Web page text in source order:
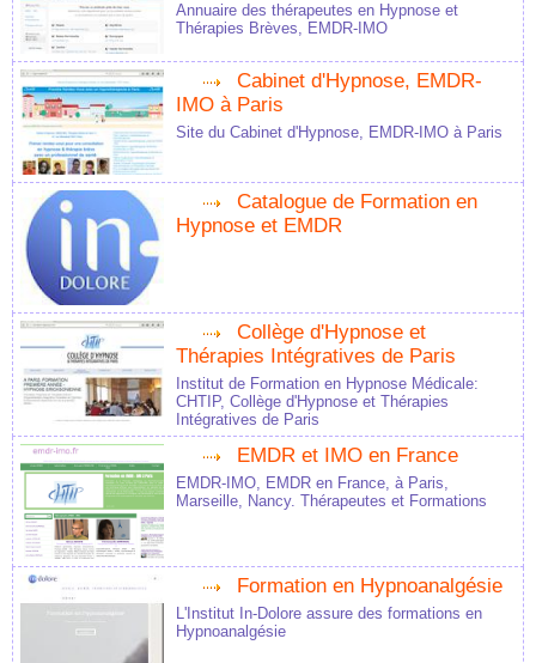
Annuaire des thérapeutes en Hypnose et
Thérapies Brèves, EMDR-IMO
Cabinet d'Hypnose, EMDR-
IMO à Paris
Site du Cabinet d'Hypnose, EMDR-IMO à Paris
Catalogue de Formation en
Hypnose et EMDR
Collège d'Hypnose et
Thérapies Intégratives de Paris
Institut de Formation en Hypnose Médicale:
CHTIP, Collège d'Hypnose et Thérapies
Intégratives de Paris
EMDR et IMO en France
EMDR-IMO, EMDR en France, à Paris,
Marseille, Nancy. Thérapeutes et Formations
Formation en Hypnoanalgésie
L'Institut In-Dolore assure des formations en
Hypnoanalgésie